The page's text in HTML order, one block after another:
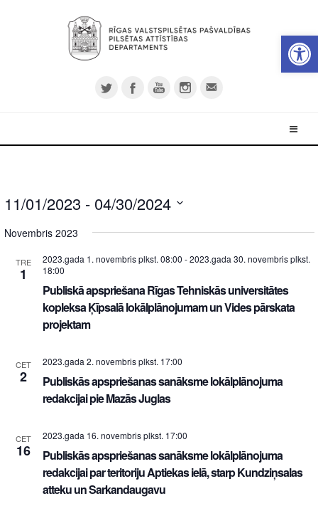
11/01/2023 - 04/30/2024
date.
Novembris 2023
TRE
1
2023.gada 1. novembris plkst. 08:00 -2023.gada 30. novembris plkst.
18:00
Publiskā apspriešana Rīgas Tehniskās universitātes
kopleksa Ķīpsalā lokālplānojumam un Vides pārskata
projektam
CET
2
2023.gada 2. novembris plkst. 17:00
Publiskās apspriešanas sanāksme lokālplānojuma
redakcijai pie Mazās Juglas
CET
16
2023.gada 16. novembris plkst. 17:00
Publiskās apspriešanas sanāksme lokālplānojuma
redakcijai par teritoriju Aptiekas ielā, starp Kundziņsalas
atteku un Sarkandaugavu